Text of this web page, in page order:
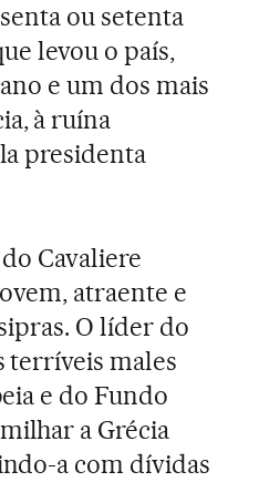
ou setenta
levou o país,
e um dos mais
à ruína
presidenta
Cavaliere
atraente e
O líder do
terríveis males
e do Fundo
a Grécia
a com dívidas